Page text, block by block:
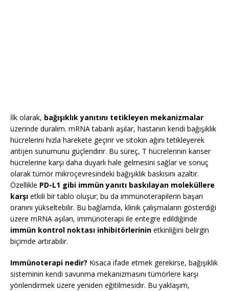
İlk olarak, bağışıklık yanıtını tetikleyen mekanizmalar
üzerinde duralım. mRNA tabanlı aşılar, hastanın kendi bağışıklık
hücrelerini hızla harekete geçirir ve sitokin ağını tetikleyerek
antijen sunumunu güçlendirir. Bu süreç, T hücrelerinin kanser
hücrelerine karşı daha duyarlı hale gelmesini sağlar ve sonuç
olarak tümör mikroçevresindeki bağışıklık baskısını azaltır.
Özellikle PD-L1 gibi immün yanıtı baskılayan moleküllere
karşı etkili bir tablo oluşur; bu da immünoterapilerin başarı
oranını yükseltebilir. Bu bağlamda, klinik çalışmaların gösterdiği
üzere mRNA aşıları, immünoterapi ile entegre edildiğinde
immün kontrol noktası inhibitörlerinin etkinliğini belirgin
biçimde artırabilir.
Immünoterapi nedir? Kısaca ifade etmek gerekirse, bağışıklık
sisteminin kendi savunma mekanizmasını tümörlere karşı
yönlendirmek üzere yeniden eğitilmesidir. Bu yaklaşım,